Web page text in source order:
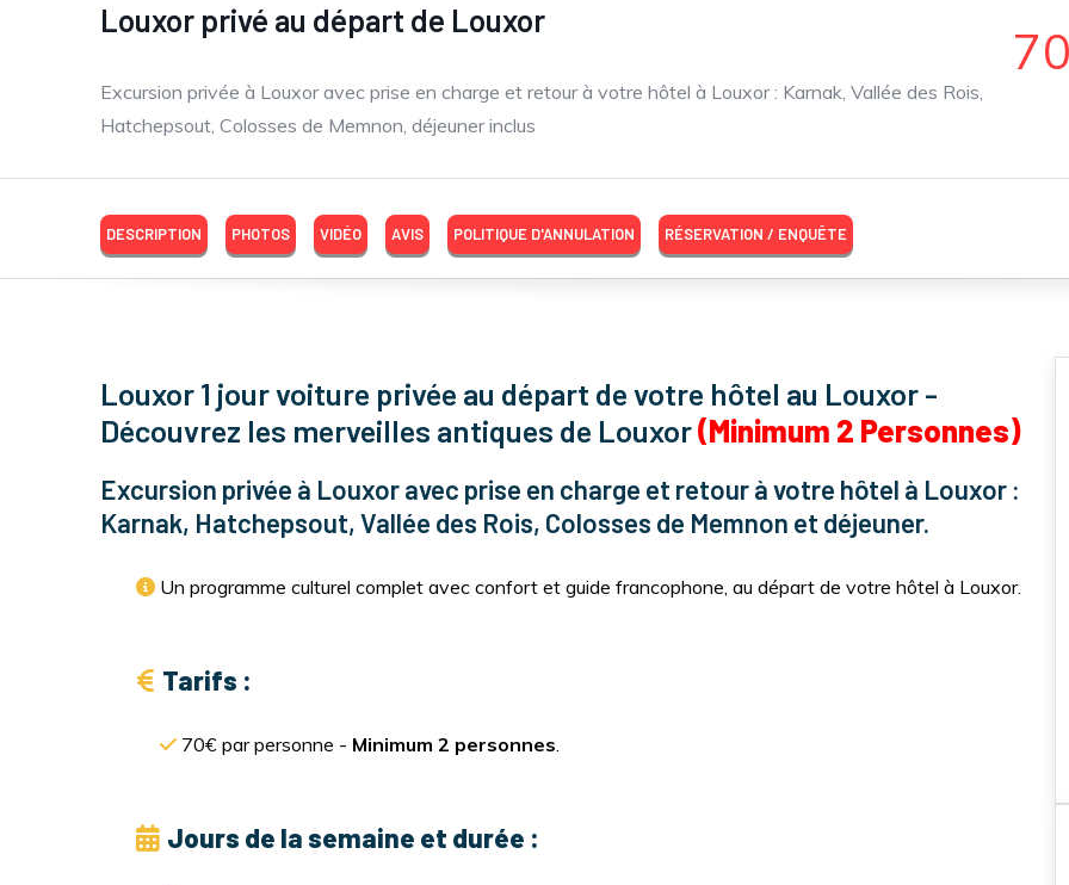
Louxor privé au départ de Louxor
Excursion privée à Louxor avec prise en charge et retour à votre hôtel à Louxor : Karnak, Vallée des Rois,
Hatchepsout, Colosses de Memnon, déjeuner inclus
DESCRIPTION PHOTOS VIDÉO AVIS POLITIQUE D'ANNULATION RÉSERVATION / ENQUÊTE
Louxor 1 jour voiture privée au départ de votre hôtel au Louxor -
Découvrez les merveilles antiques de Louxor(Minimum 2 Personnes)
Excursion privée à Louxor avec prise en charge et retour à votre hôtel à Louxor :
Karnak, Hatchepsout, Vallée des Rois, Colosses de Memnon et déjeuner.
Un programme culturel complet avec confort et guide francophone, au départ de votre hôtel à Louxor.
Tarifs :
70€ par personne - Minimum 2 personnes.
Jours de la semaine et durée :